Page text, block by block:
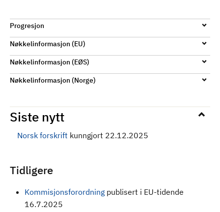
Progresjon
Nøkkelinformasjon (EU)
Nøkkelinformasjon (EØS)
Nøkkelinformasjon (Norge)
Siste nytt
Norsk forskrift kunngjort 22.12.2025
Tidligere
Kommisjonsforordning publisert i EU-tidende
16.7.2025